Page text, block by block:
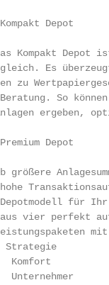
Depot
Kompakt Depot
Es
zu
So
ergeben,
Depot
für
vier perfekt
Komfort
Unternehmer